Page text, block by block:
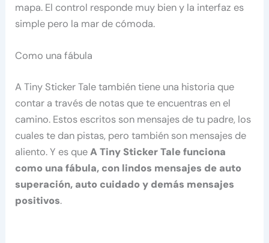
mapa. El control responde muy bien y la interfaz es
simple pero la mar de cómoda.
Como una fábula
A Tiny Sticker Tale también tiene una historia que
contar a través de notas que te encuentras en el
camino. Estos escritos son mensajes de tu padre, los
cuales te dan pistas, pero también son mensajes de
aliento. Y es queA Tiny Sticker Tale funciona
como una fábula, con lindos mensajes de auto
superación, auto cuidado y demás mensajes
positivos.